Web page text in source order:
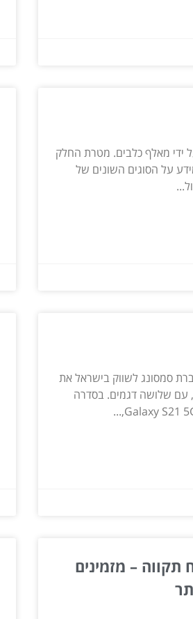
ידי מאלף כלבים. מטרת החלק
על הסוגים השונים של
סמסונג לשווק בישראל את
סדרת סמסונג s21, עם שלושה דגמים. בסדרה
– מזמינים